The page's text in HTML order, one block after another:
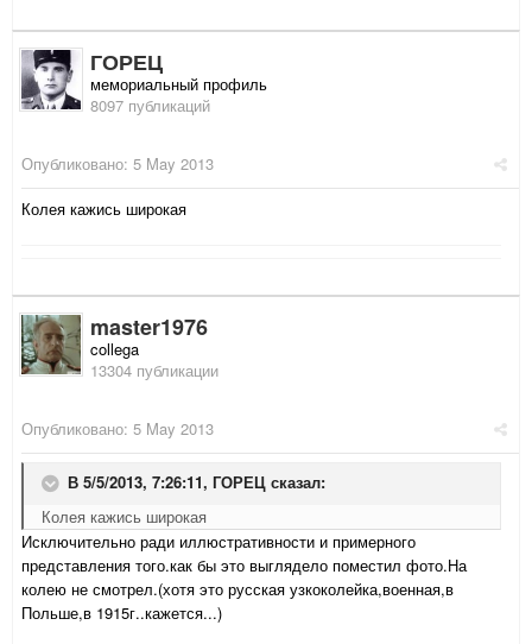
ГОРЕЦ
мемориальный профиль
8097 публикаций
Опубликовано: 5 May 2013
Колея кажись широкая
master1976
collega
13304 публикации
Опубликовано: 5 May 2013
В 5/5/2013, 7:26:11, ГОРЕЦ сказал:
Колея кажись широкая
Исключительно ради иллюстративности и примерного
представления того.как бы это выглядело поместил фото.На
колею не смотрел.(хотя это русская узкоколейка,военная,в
Польше,в 1915г..кажется...)